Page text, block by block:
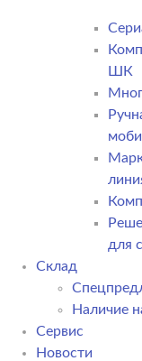
ШК
для
Склад
Наличие
Сервис
Новости